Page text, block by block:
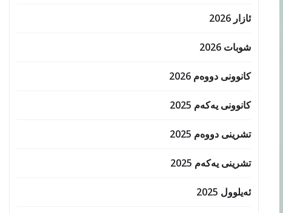
ئازار 2026
شوبات 2026
کانوونی دووەم 2026
کانوونی یەکەم 2025
تشرینی دووەم 2025
تشرینی یەکەم 2025
ئەیلوول 2025